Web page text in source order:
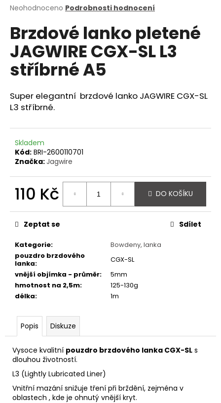
Průměrné
produktu
je
0,0
z
5
hvězdiček.
Neohodnoceno Podrobnosti hodnocení
Brzdové lanko pletené
JAGWIRE CGX-SL L3
stříbrné A5
Super elegantní brzdové lanko JAGWIRE CGX-SL
L3 stříbrné.
Skladem
Kód: BRI-2600110701
Značka:Jagwire
110 Kč
cena:
DO KOŠÍKU
Kategorie:
Bowdeny, lanka
pouzdro brzdového
lanka:
CGX-SL
vnější objímka - průměr:
5mm
hmotnost na 2,5m:
125-130g
délka: 1m
Zeptat se Sdílet
Popis Diskuze
Vysoce kvalitní pouzdro brzdového lanka CGX-SL s
dlouhou životností.
L3 (Lightly Lubricated Liner)
Vnitřní mazání snižuje tření při brždění, zejména v
oblastech , kde je ohnutý vnější kryt.
a
j
í
t
?
D
o
p
o
u
č
e
m
e
PÁNSKÝ
REDESIGN
SPORT
BIKE
BY
WAKARY
28
800
Kč